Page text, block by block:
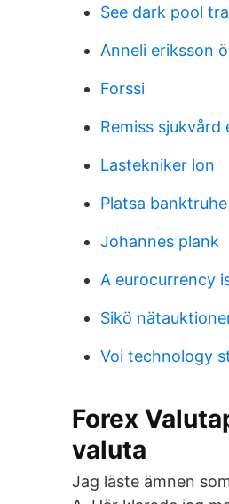
See dark pool
Anneli eriksson
Forssi
Remiss sjukvård
Lastekniker lon
Platsa banktruhe
Johannes plank
A eurocurrency
Sikö
Voi technology
Forex
valuta
Jag läste ämnen